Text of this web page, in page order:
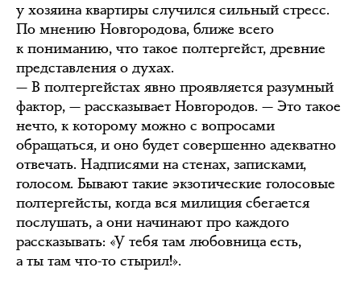
у хозяина квартиры случился сильный стресс.
По мнению Новгородова, ближе всего
к пониманию, что такое полтергейст, древние
представления о духах.
— В полтергейстах явно проявляется разумный
фактор, — рассказывает Новгородов. — Это такое
нечто, к которому можно с вопросами
обращаться, и оно будет совершенно адекватно
отвечать. Надписями на стенах, записками,
голосом. Бывают такие экзотические голосовые
полтергейсты, когда вся милиция сбегается
послушать, а они начинают про каждого
рассказывать: «У тебя там любовница есть,
а ты там что-то стырил!».